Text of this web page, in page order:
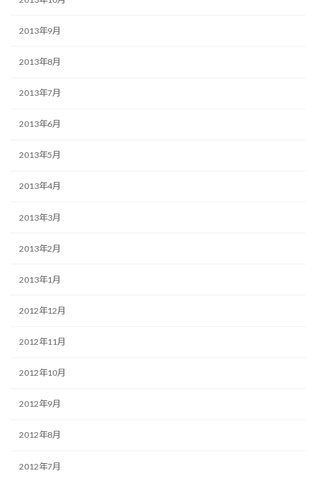
2013年9月
2013年8月
2013年7月
2013年6月
2013年5月
2013年4月
2013年3月
2013年2月
2013年1月
2012年12月
2012年11月
2012年10月
2012年9月
2012年8月
2012年7月